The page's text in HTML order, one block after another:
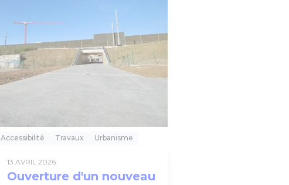
Accessibilité Travaux Urbanisme
13 AVRIL 2026
Ouverture d'un nouveau